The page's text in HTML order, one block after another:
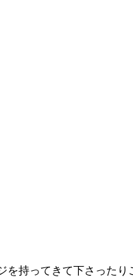
を持ってきて下さっ